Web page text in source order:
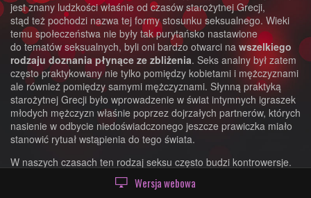
Wersja webowa
jest znany ludzkości właśnie od czasów starożytnej Grecji,
stąd też pochodzi nazwa tej formy stosunku seksualnego. Wieki
temu społeczeństwa nie były tak purytańsko nastawione
do tematów seksualnych, byli oni bardzo otwarci na wszelkiego
rodzaju doznania płynące ze zbliżenia. Seks analny był zatem
często praktykowany nie tylko pomiędzy kobietami i mężczyznami
ale również pomiędzy samymi mężczyznami. Słynną praktyką
starożytnej Grecji było wprowadzenie w świat intymnych igraszek
młodych mężczyzn właśnie poprzez dojrzałych partnerów, których
nasienie w odbycie niedoświadczonego jeszcze prawiczka miało
stanowić rytuał wstąpienia do tego świata.
W naszych czasach ten rodzaj seksu często budzi kontrowersje.
Wielu uznaje go za domenę homoseksualistów, którzy
wykorzystują odbyt partnera do uprawiania miłości. Jednak nawet